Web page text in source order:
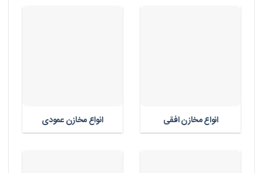
انواع مخازن افقی انواع مخازن عمودی